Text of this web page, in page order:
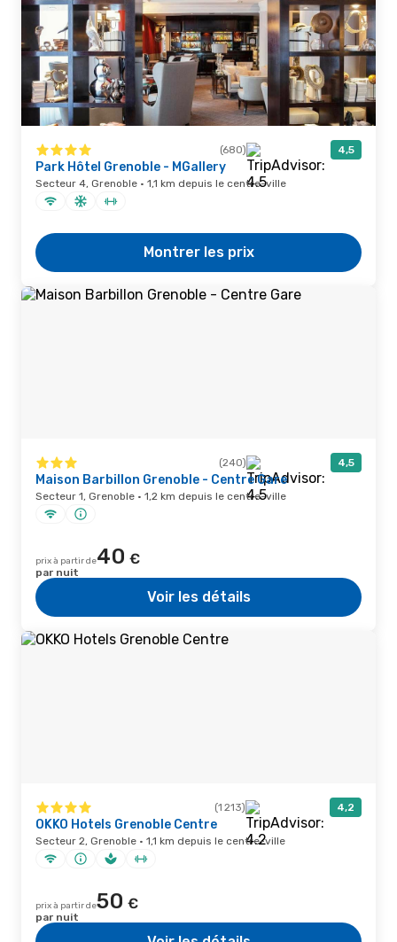
(680) 4,5
Park Hôtel Grenoble - MGallery
Secteur 4, Grenoble · 1,1 km depuis le centre-ville
Montrer les prix
(240) 4,5
Maison Barbillon Grenoble - Centre Gare
Secteur 1, Grenoble · 1,2 km depuis le centre-ville
prix à partir de40 €
par nuit
Voir les détails
(1 213) 4,2
OKKO Hotels Grenoble Centre
Secteur 2, Grenoble · 1,1 km depuis le centre-ville
prix à partir de50 €
par nuit